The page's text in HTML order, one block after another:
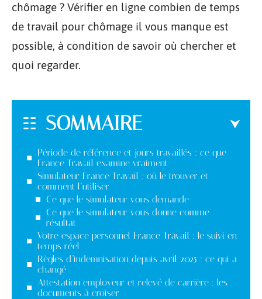
chômage ? Vérifier en ligne combien de temps
de travail pour chômage il vous manque est
possible, à condition de savoir où chercher et
quoi regarder.
SOMMAIRE
Période de référence et jours travaillés : ce que
France Travail examine vraiment
Simulateur France Travail : où le trouver et
comment l’utiliser
Ce que le simulateur vous demande
Ce que le simulateur vous donne comme
résultat
Votre espace personnel France Travail : le suivi en
temps réel
Règles d’indemnisation depuis avril 2025 : ce qui a
changé
Attestation employeur et relevé de carrière : les
documents à croiser